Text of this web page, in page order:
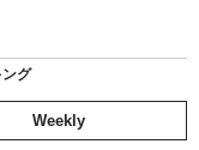
ング
Weekly